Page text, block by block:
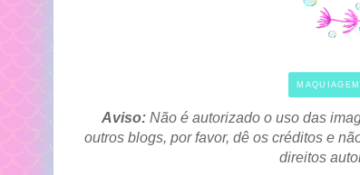
MAQUIAGEM
Aviso: Não é autorizado o uso das
outros blogs, por favor, dê os créditos e
direitos